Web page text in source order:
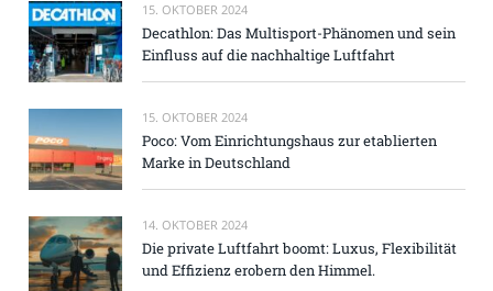
15. OKTOBER 2024
Decathlon: Das Multisport-Phänomen und sein
Einfluss auf die nachhaltige Luftfahrt
15. OKTOBER 2024
Poco: Vom Einrichtungshaus zur etablierten
Marke in Deutschland
14. OKTOBER 2024
Die private Luftfahrt boomt: Luxus, Flexibilität
und Effizienz erobern den Himmel.